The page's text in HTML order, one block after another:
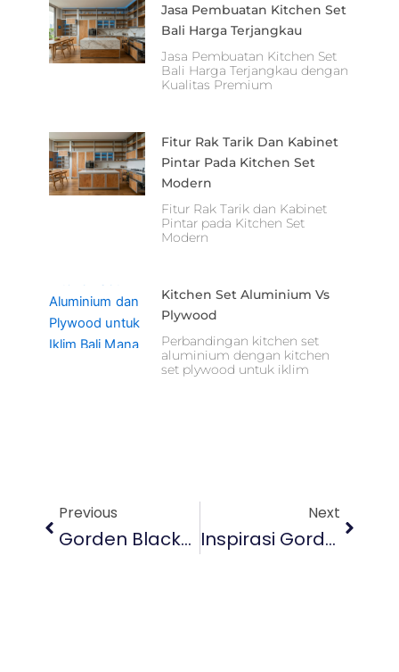
Jasa Pembuatan Kitchen Set
Bali Harga Terjangkau
Jasa Pembuatan Kitchen Set
Bali Harga Terjangkau dengan
Kualitas Premium
Fitur Rak Tarik Dan Kabinet
Pintar Pada Kitchen Set
Modern
Fitur Rak Tarik dan Kabinet
Pintar pada Kitchen Set
Modern
Kitchen Set Aluminium Vs
Plywood
Perbandingan kitchen set
aluminium dengan kitchen
set plywood untuk iklim
Previous
Gorden Blackout Bali Untuk Villa Tropis Yang Nyaman
Next
Inspirasi Gorden Custom Bali Untuk Tampilan Interior Unik